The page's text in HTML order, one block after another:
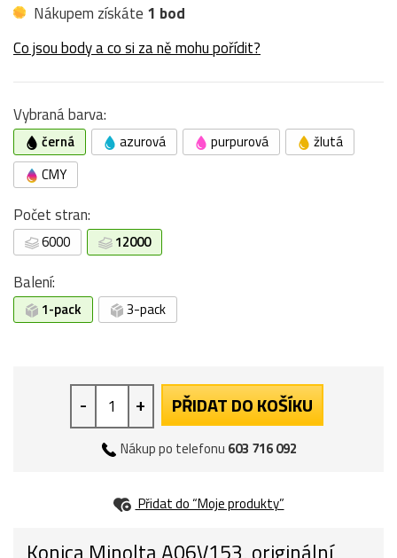
Nákupem získáte 1 bod
Co jsou body a co si za ně mohu pořídit?
Vybraná barva:
černá azurová purpurová
žlutá
CMY
Počet stran:
6000 12000
Balení:
1-pack 3-pack
- + PŘIDAT DO KOŠÍKU
Nákup po telefonu 603 716 092
Přidat do “Moje produkty”